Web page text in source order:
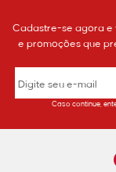
Cadastre-se agora e
e promoções que
Caso continue,